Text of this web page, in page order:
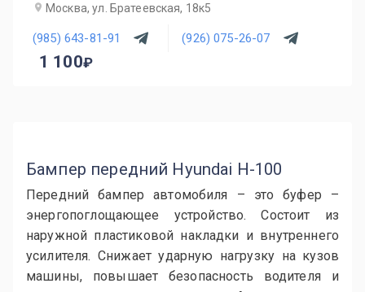
Москва, ул. Братеевская, 18к5
(985) 643-81-91 (926) 075-26-07
1 100
Бампер передний Hyundai H-100
Передний бампер автомобиля – это буфер –
энергопоглощающее устройство. Состоит из
наружной пластиковой накладки и внутреннего
усилителя. Снижает ударную нагрузку на кузов
машины, повышает безопасность водителя и